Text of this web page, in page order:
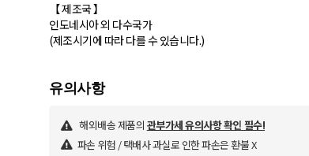
【 제조국 】
인도네시아 외 다수국가
유의사항
해외배송 제품의 관부가세 유의사항 확인 필수!
파손 위험 / 택배사 과실로 인한 파손은 환불 X